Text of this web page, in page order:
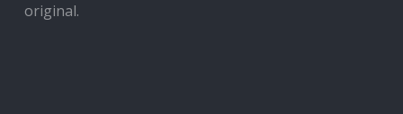
original.